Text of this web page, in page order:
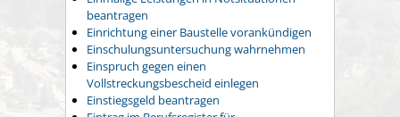
beantragen
Einrichtung einer Baustelle vorankündigen
Einschulungsuntersuchung wahrnehmen
Einspruch gegen einen
Vollstreckungsbescheid einlegen
Einstiegsgeld beantragen